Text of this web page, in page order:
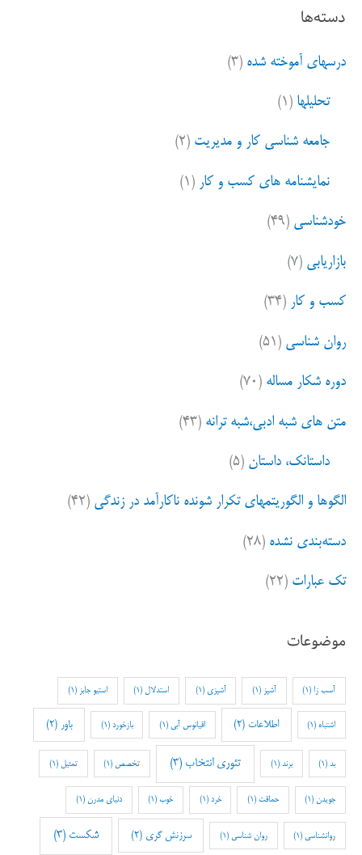
ج
ب
دسته‌ها
درسهای آموخته شده (۳)
تحلیلها (۱)
جامعه شناسی کار و مدیریت (۲)
نمایشنامه های کسب و کار (۱)
خودشناسی (۴۹)
بازاریابی (۷)
کسب و کار (۳۴)
روان شناسی (۵۱)
دوره شکار مساله (۷۰)
متن های شبه ادبی،شبه ترانه (۴۳)
داستانک، داستان (۵)
الگوها و الگوریتمهای تکرار شونده ناکارآمد در زندگی (۴۲)
دسته‌بندی نشده (۲۸)
تک عبارات (۲۲)
موضوعات
آسب زا (1) آشپز (1) آشپزی (1) استدلال (1) استیو جابز (1)
اشتباه (1) اطلاعات (2) اقیانوس آبی (1) بازخورد (1) باور (2)
بد(1) برند (1) تئوری انتخاب (3) تخصص (1) تمثیل (1)
جویدن (1) حماقت (1) خرد (1) خوب(1) دنیای مدرن (1)
روانشناسی (1) روان شناسی (1) سرزنش گری (2) شکست (3)